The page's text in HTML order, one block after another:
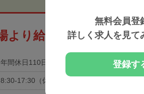
より給与高めの非公開
年間休日110日以上
8:30-17:30（休憩60分）
無料会員登
詳しく求人を見て
登録す